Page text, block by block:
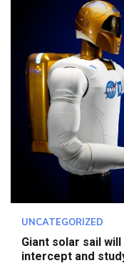
UNCATEGORIZED
Giant solar sail
intercept and